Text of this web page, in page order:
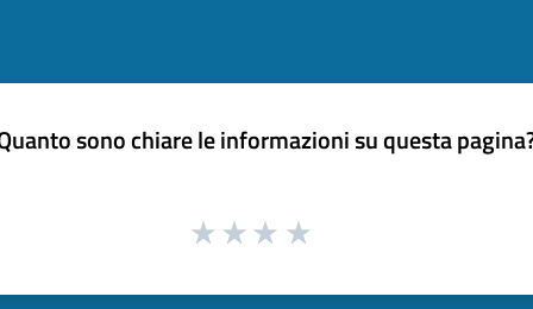
sono chiare le informazioni su questa